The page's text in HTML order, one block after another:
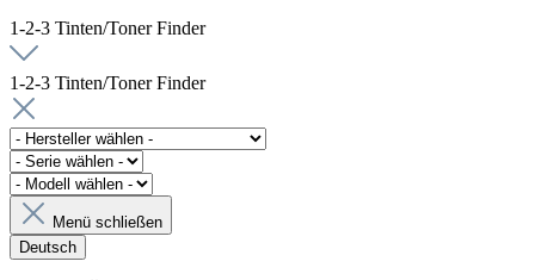
1-2-3 Tinten/Toner Finder
1-2-3 Tinten/Toner Finder
Menü schließen
Deutsch